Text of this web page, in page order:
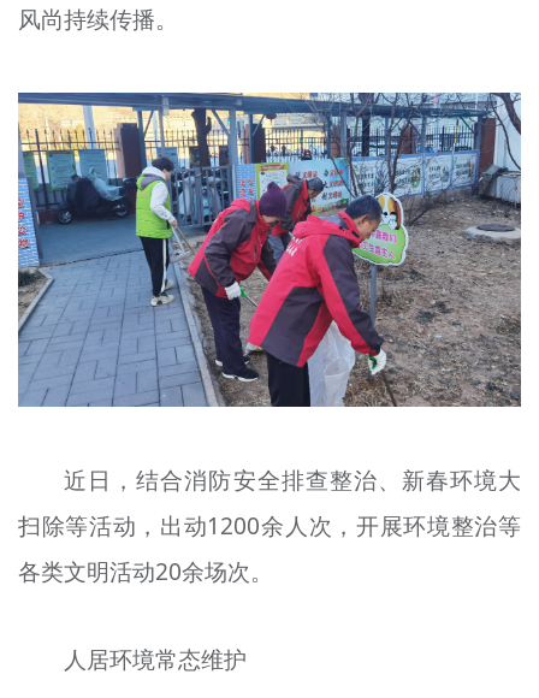
风尚持续传播。
近日，结合消防安全排查整治、新春环境大
扫除等活动，出动1200余人次，开展环境整治等
各类文明活动20余场次。
人居环境常态维护